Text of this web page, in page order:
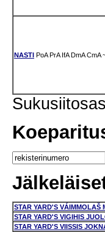
NASTI PoA PrA IfA DmA CmA
STAR YARD'S VÁIMMOLAŠ
STAR YARD'S VIGIHIS
STAR YARD'S VIISSIS